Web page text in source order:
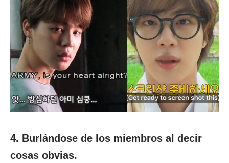
4. Burlándose de los miembros al decir
cosas obvias.